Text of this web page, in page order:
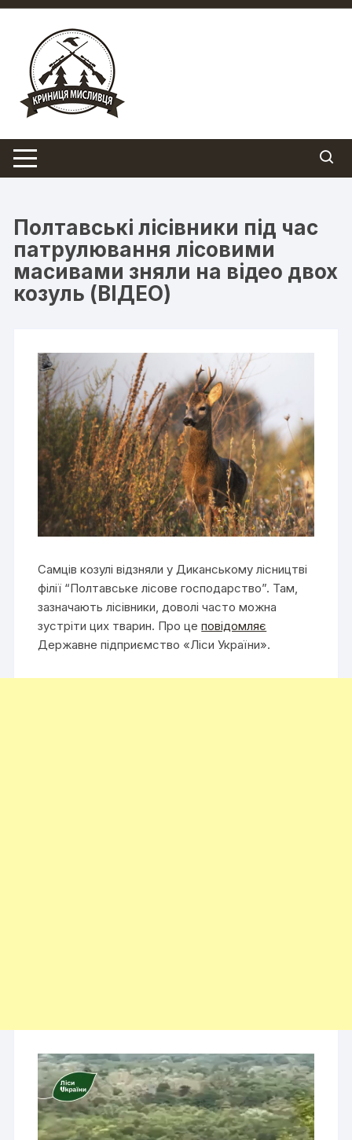
Перейти
вмісту
Полтавські лісівники під час
патрулювання лісовими
масивами зняли на відео двох
козуль (ВІДЕО)
Самців козулі відзняли у Диканському лісництві
філії “Полтавське лісове господарство”. Там,
зазначають лісівники, доволі часто можна
зустріти цих тварин. Про цеповідомляє
Державне підприємство «Ліси України».